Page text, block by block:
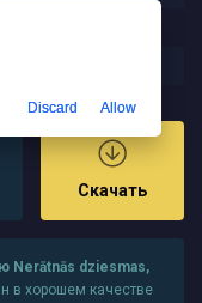
Скачать
Nerātnās dziesmas,
в хорошем качестве
Discard Allow